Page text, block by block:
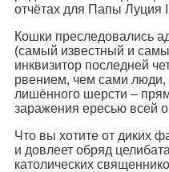
отчётах для Папы Луция
Кошки преследовались
(самый известный и
инквизитор последней
рвением, чем сами люди,
лишённого шерсти –
заражения ересью всей
Что вы хотите от диких
и довлеет обряд
католических